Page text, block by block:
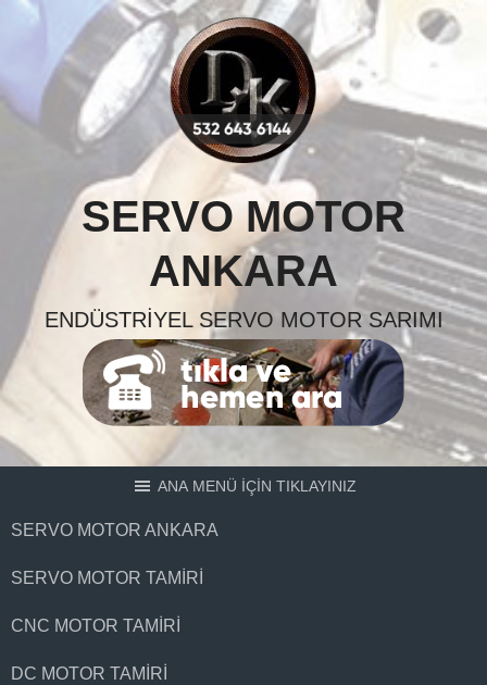
Skip
content
SERVO MOTOR
ANKARA
ENDÜSTRIYEL SERVO MOTOR SARIMI
ANA MENÜ İÇİN TIKLAYINIZ
SERVO MOTOR ANKARA
SERVO MOTOR TAMIRI
CNC MOTOR TAMIRI
DC MOTOR TAMIRI